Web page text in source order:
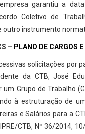
garantiu a
Coletivo de
outro instrumento
– PLANO DE CARGOS
solicitações por
da CTB, José
um Grupo de Trabalho
à estruturação de
e Salários para a
CTB, Nº 36/2014,